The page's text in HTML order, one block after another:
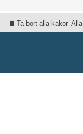
Ta bort alla kakor